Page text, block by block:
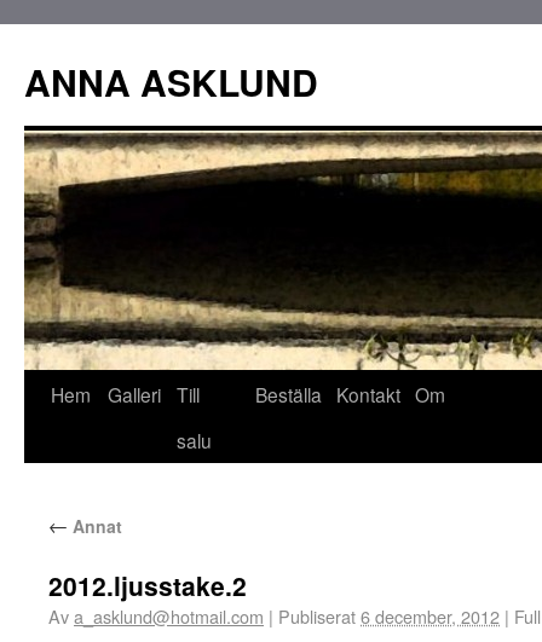
ANNA ASKLUND
Hem Galleri Till
salu
Beställa Kontakt Om
← Annat
2012.ljusstake.2
Ava_asklund@hotmail.com | Publiserat6 december, 2012 |